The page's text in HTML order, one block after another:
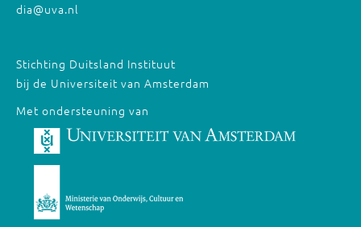
dia@uva.nl
Stichting Duitsland Instituut
bij de Universiteit van Amsterdam
Met ondersteuning van